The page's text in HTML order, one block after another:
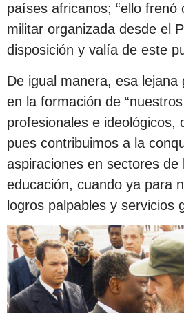
países africanos; “ello frenó
militar organizada desde el
disposición y valía de este
De igual manera, esa
en la formación de
profesionales e ideológicos,
pues contribuimos a la
aspiraciones en sectores de
educación, cuando ya para
logros palpables y servicios